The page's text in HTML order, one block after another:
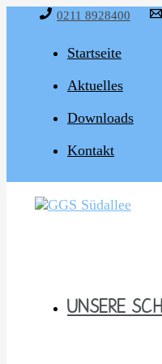
springen
0211 8928400
Startseite
Aktuelles
Downloads
Kontakt
UNSERE